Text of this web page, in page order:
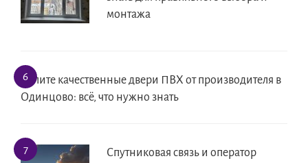
монтажа
Купите качественные двери ПВХ от производителя в
Одинцово: всё, что нужно знать
Спутниковая связь и оператор